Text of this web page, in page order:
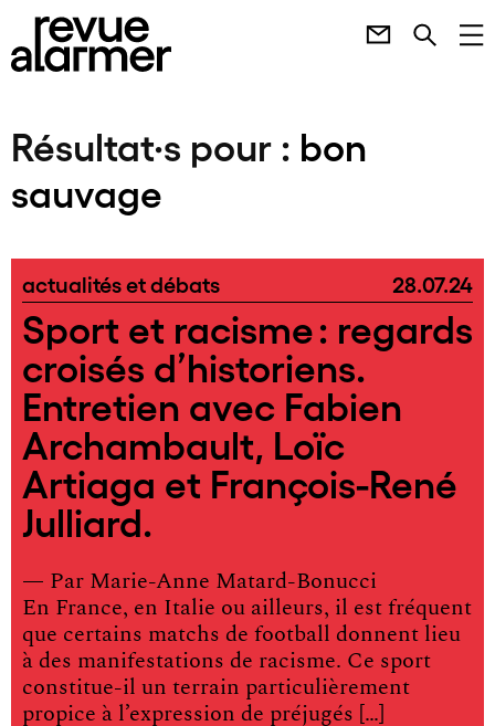
Résultat·s pour : bon
sauvage
actualités et débats 28.07.24
Sport et racisme : regards
croisés d’historiens.
Entretien avec Fabien
Archambault, Loïc
Artiaga et François-René
Julliard.
— Par Marie-Anne Matard-Bonucci
En France, en Italie ou ailleurs, il est fréquent
que certains matchs de football donnent lieu
à des manifestations de racisme. Ce sport
constitue-il un terrain particulièrement
propice à l’expression de préjugés […]